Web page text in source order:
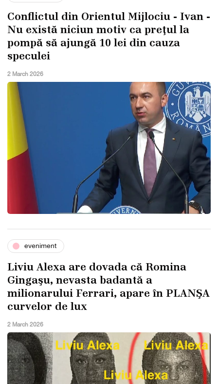
Conflictul din Orientul Mijlociu - Ivan -
Nu există niciun motiv ca preţul la
pompă să ajungă 10 lei din cauza
speculei
2 March 2026
eveniment
Liviu Alexa are dovada că Romina
Gingaşu, nevasta badantǎ a
milionarului Ferrari, apare în PLANŞA
curvelor de lux
2 March 2026